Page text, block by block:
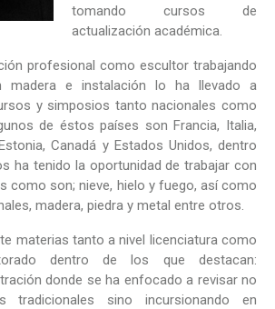
tomando cursos de
actualización académica.
profesional como escultor trabajando
madera e instalación lo ha llevado a
y simposios tanto nacionales como
de éstos países son Francia, Italia,
Canadá y Estados Unidos, dentro
ha tenido la oportunidad de trabajar con
como son; nieve, hielo y fuego, así como
madera, piedra y metal entre otros.
materias tanto a nivel licenciatura como
dentro de los que destacan:
donde se ha enfocado a revisar no
tradicionales sino incursionando en